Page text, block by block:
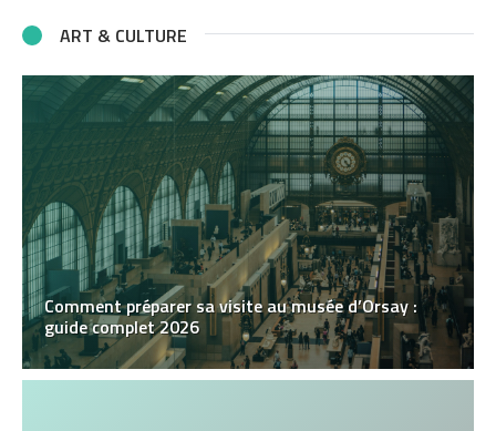
ART & CULTURE
Comment préparer sa visite au musée d’Orsay :
guide complet 2026